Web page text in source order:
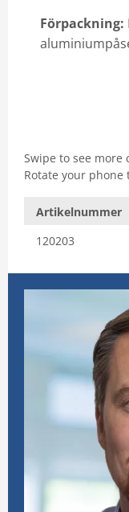
Förpackning:
Swipe to see more
Rotate your phone
Artikelnummer
120203